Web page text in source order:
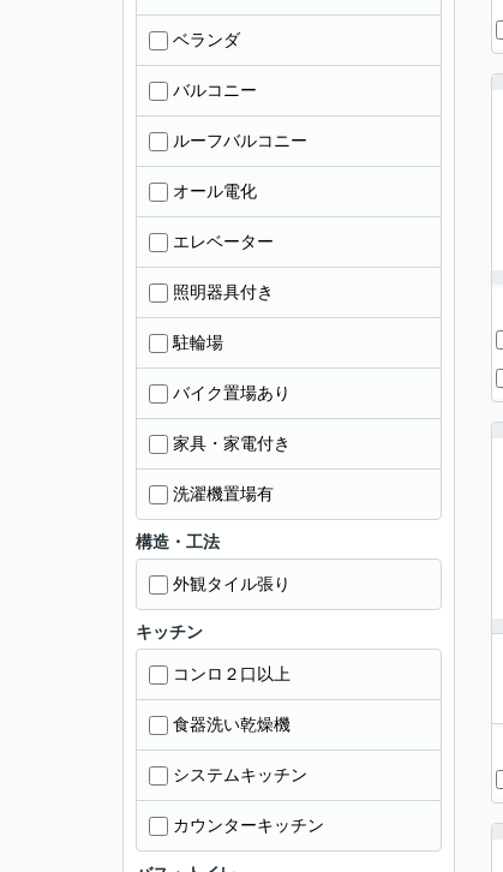
ベランダ
バルコニー
ルーフバルコニー
オール電化
エレベーター
照明器具付き
駐輪場
バイク置場あり
家具・家電付き
洗濯機置場有
構造・工法
外観タイル張り
キッチン
コンロ２口以上
食器洗い乾燥機
システムキッチン
カウンターキッチン